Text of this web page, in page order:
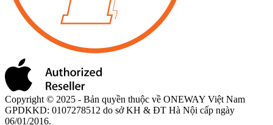
Copyright © 2025 - Bản quyền thuộc về ONEWAY Việt Nam
GPDKKD: 0107278512 do sở KH & ĐT Hà Nội cấp ngày
06/01/2016.